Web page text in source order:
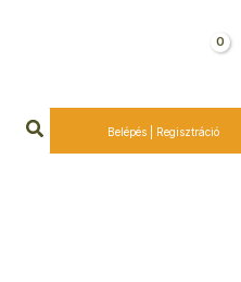
Belépés | Regisztráció